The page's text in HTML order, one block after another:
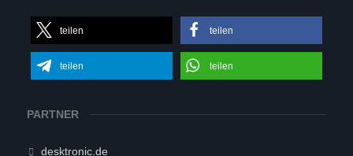
teilen teilen
teilen teilen
PARTNER
desktronic.de